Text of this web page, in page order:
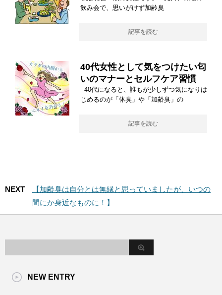
飲み会で、思いがけず加齢臭
記事を読む
40代女性として気をつけたい匂
いのマナーとセルフケア習慣
40代になると、誰もが少しずつ気になりは
じめるのが「体臭」や「加齢臭」の
記事を読む
NEXT
【加齢臭は自分とは無縁と思っていましたが、いつの
間にか身近なものに！】
NEW ENTRY